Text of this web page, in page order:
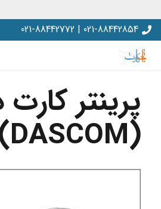
021-88442854 | 021-88442772
پرینتر
(DASCOM)